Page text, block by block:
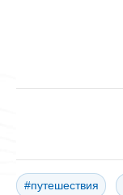
#путешествия